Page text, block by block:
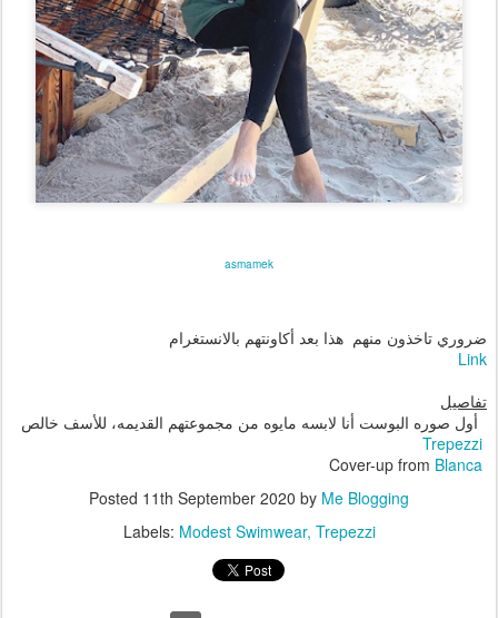
asmamek
ضروري تاخذون منهم هذا بعد أكاونتهم بالانستغرام
Link
تفاصيل
Trepezzi
Cover-up from Blanca
Posted 11th September 2020 by Me Blogging
Labels: Modest Swimwear Trepezzi